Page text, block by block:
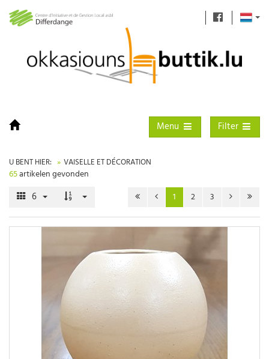
Toggle filter
Filter
Toggle navigation
Menu
U BENT HIER: VAISELLE ET DÉCORATION
65artikelen gevonden
6 1 2 3